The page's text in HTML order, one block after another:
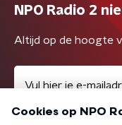
NPO Radio 2
Altijd op de hoogte